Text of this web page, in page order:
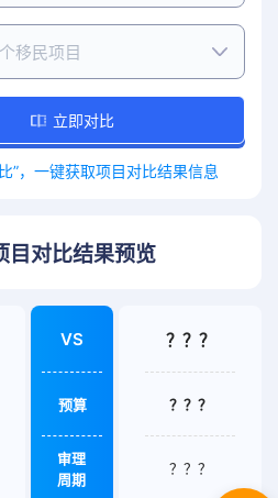
移民项目
立即对比
”，一键获取项目对比结果信息
目对比结果预览
VS
预算
审理
周期
？？？
？？？
？？？